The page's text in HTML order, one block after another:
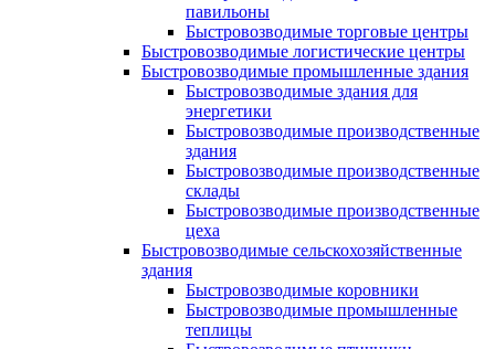
павильоны
Быстровозводимые торговые центры
Быстровозводимые логистические центры
Быстровозводимые промышленные здания
Быстровозводимые здания для
энергетики
Быстровозводимые производственные
здания
Быстровозводимые производственные
склады
Быстровозводимые производственные
цеха
Быстровозводимые сельскохозяйственные
здания
Быстровозводимые коровники
Быстровозводимые промышленные
теплицы